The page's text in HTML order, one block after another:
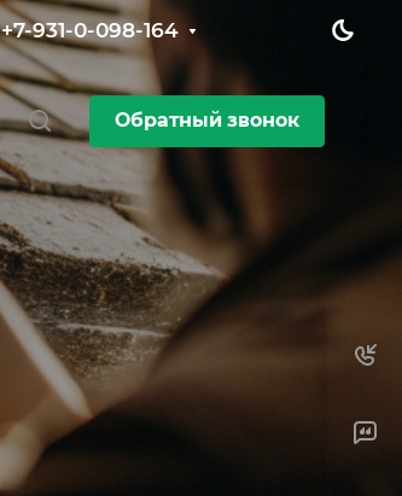
+7-931-0-098-164
Обратный звонок